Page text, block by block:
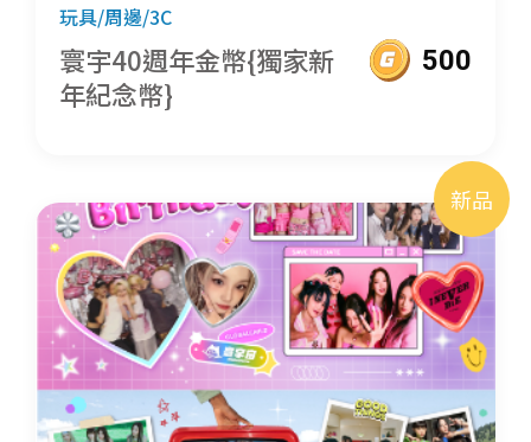
玩具/周邊/3C
寰宇40週年金幣{獨家新
年紀念幣}
500
新品